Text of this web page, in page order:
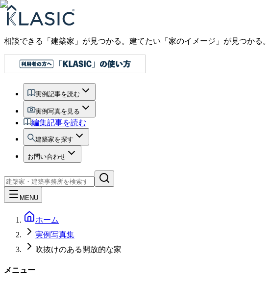
相談できる「建築家」が見つかる。建てたい「家のイメージ」が見つかる。
実例記事を読む
実例写真を見る
編集記事を読む
建築家を探す
お問い合わせ
MENU
ホーム
実例写真集
吹抜けのある開放的な家
メニュー